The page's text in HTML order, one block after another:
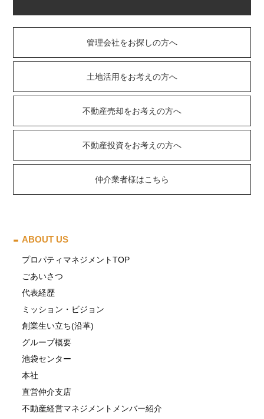
管理会社をお探しの方へ
土地活用をお考えの方へ
不動産売却をお考えの方へ
不動産投資をお考えの方へ
仲介業者様はこちら
ABOUT US
プロパティマネジメントTOP
ごあいさつ
代表経歴
ミッション・ビジョン
創業生い立ち(沿革)
グループ概要
池袋センター
本社
直営仲介支店
不動産経営マネジメントメンバー紹介